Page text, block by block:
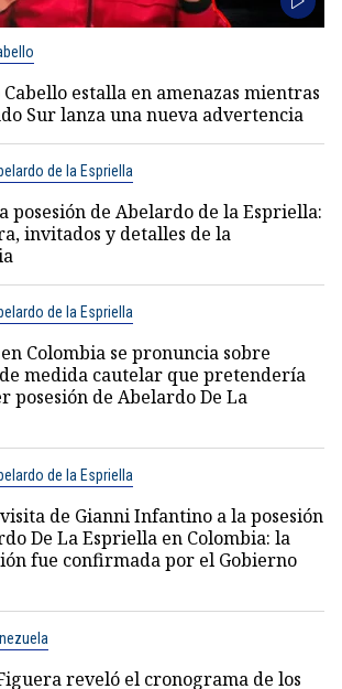
Cabello estalla en amenazas mientras
Sur lanza una nueva advertencia
de la Espriella
posesión de Abelardo de la Espriella:
invitados y detalles de la
de la Espriella
Colombia se pronuncia sobre
medida cautelar que pretendería
posesión de Abelardo De La
de la Espriella
visita de Gianni Infantino a la posesión
De La Espriella en Colombia: la
fue confirmada por el Gobierno
reveló el cronograma de los